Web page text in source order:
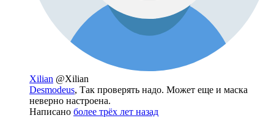
Xilian @Xilian
Desmodeus, Так проверять надо. Может еще и маска
неверно настроена.
Написано более трёх лет назад